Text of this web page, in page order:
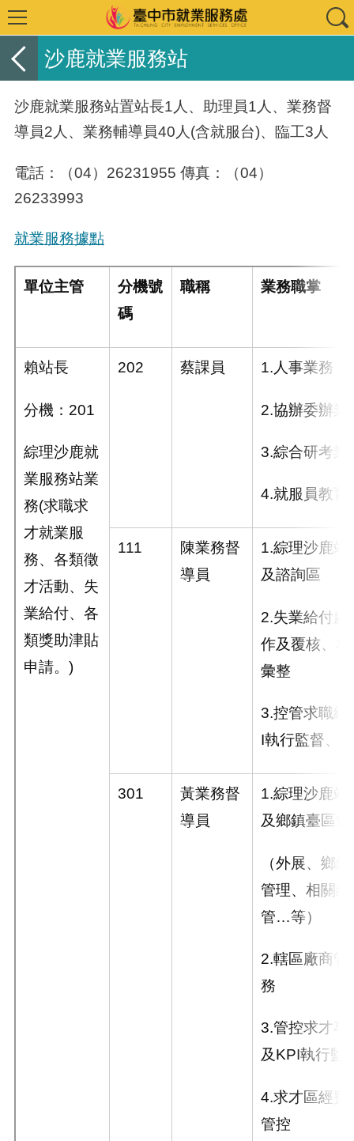
沙鹿就業服務站
沙鹿就業服務站置站長1人、助理員1人、業務督
導員2人、業務輔導員40人(含就服台)、臨工3人
電話：（04）26231955 傳真：（04）
26233993
就業服務據點
單位主管
分機號
碼
職稱 業務職掌
賴站長
分機： 201
綜理沙鹿就
業服務站業
務(求職求
才就業服
務、各類徵
才活動、失
業給付、各
類獎助津貼
申請。 )
202 蔡課員 1. 人事業務
2.協辦委辦業
3.綜合研考業
4.就服員教育
111
陳業務督
導員
1.綜理沙鹿站
及諮詢區
2.失業給付處
作及覆核、
彙整
3.控管求職績
I執行監督、
301
黃業務督
導員
1.綜理沙鹿站
及鄉鎮臺區督
（外展、鄉
管理、相關
管…等）
2.轄區廠商管
務
3.管控求才專
及KPI執行監
4.求才區經費
管控